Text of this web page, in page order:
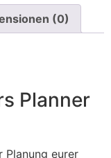
(0)
Planner
Planung eurer